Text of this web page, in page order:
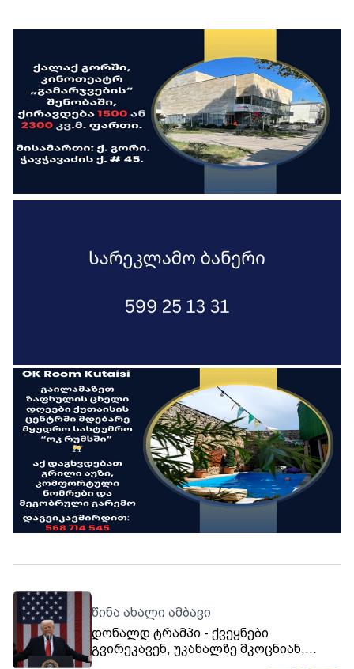
წინა ახალი ამბავი
დონალდ ტრამპი - ქვეყნები
გვირეკავენ, უკანალზე მკოცნიან,